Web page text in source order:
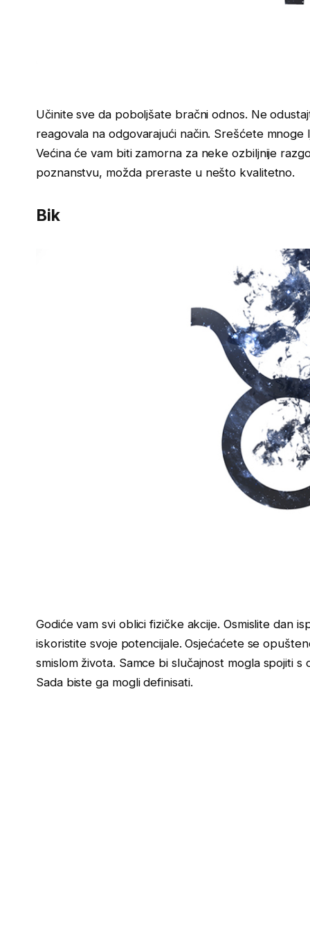
Učinite sve da poboljšate bračni odnos. Ne
reagovala na odgovarajući način. Srešćete
Većina će vam biti zamorna za neke ozbiljnije
poznanstvu, možda preraste u nešto kvalitetno.
Bik
Godiće vam svi oblici fizičke akcije. Osmislite dan
iskoristite svoje potencijale. Osjećaćete se
smislom života. Samce bi slučajnost mogla spojiti
Sada biste ga mogli definisati.